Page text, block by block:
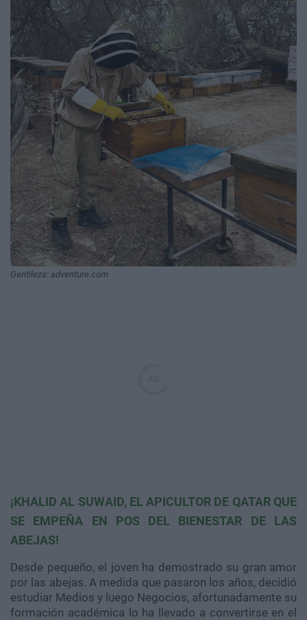
Gentileza: adventure.com
¡KHALID AL SUWAID, EL APICULTOR DE QATAR QUE
SE EMPEÑA EN POS DEL BIENESTAR DE LAS
ABEJAS!
Desde pequeño, el joven ha demostrado su gran amor
por las abejas. A medida que pasaron los años, decidió
estudiar Medios y luego Negocios, afortunadamente su
formación académica lo ha llevado a convertirse en el